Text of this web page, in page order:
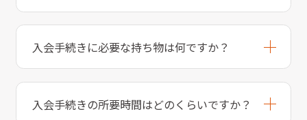
入会手続きに必要な持ち物は何ですか？
入会手続きの所要時間はどのくらいですか？